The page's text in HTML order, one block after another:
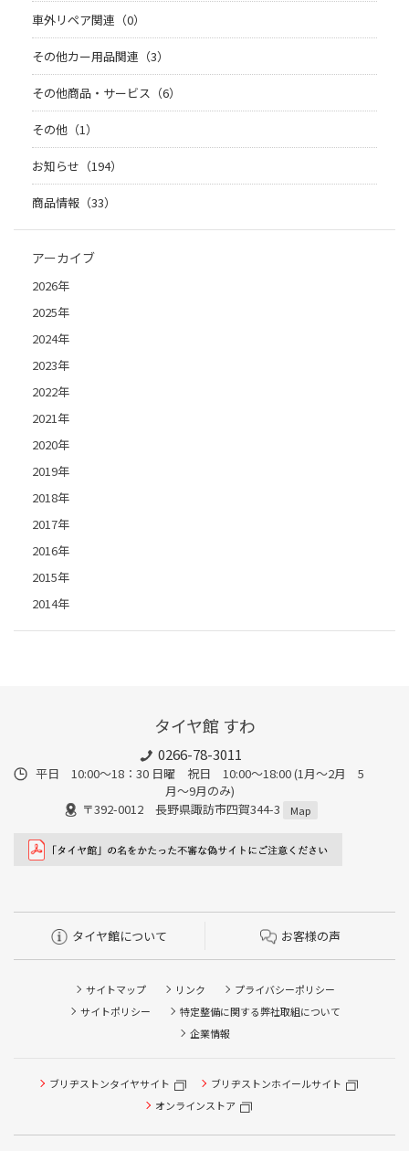
車外リペア関連（0）
その他カー用品関連（3）
その他商品・サービス（6）
その他（1）
お知らせ（194）
商品情報（33）
アーカイブ
2026年
2025年
2024年
2023年
2022年
2021年
2020年
2019年
2018年
2017年
2016年
2015年
2014年
タイヤ館 すわ
0266-78-3011
平日 10:00〜18：30 日曜 祝日 10:00〜18:00 (1月〜2月 5
月〜9月のみ)
〒392-0012 長野県諏訪市四賀344-3
Map
タイヤ館について お客様の声
サイトマップ リンク
プライバシーポリシー
サイトポリシー
特定整備に関する弊社取組について
企業情報
ブリヂストンタイヤサイト
ブリヂストンホイールサイト
オンラインストア